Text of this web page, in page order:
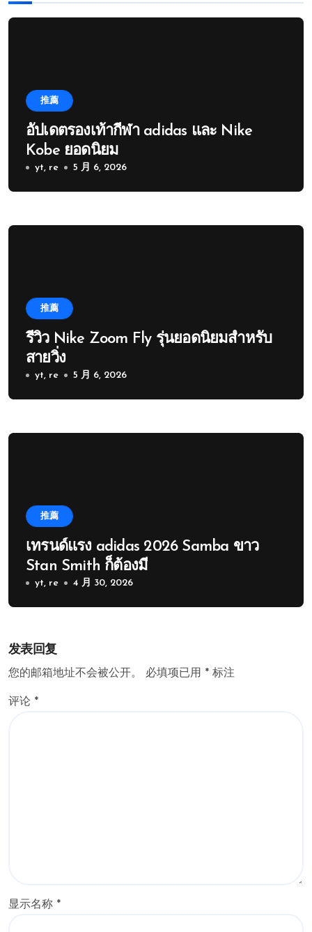
推薦
อัปเดตรองเท้ากีฬา adidas และ Nike
Kobe ยอดนิยม
yt, re 5 月 6, 2026
推薦
รีวิว Nike Zoom Fly รุ่นยอดนิยมสำหรับ
สายวิ่ง
yt, re 5 月 6, 2026
推薦
เทรนด์แรง adidas 2026 Samba ขาว
Stan Smith ก็ต้องมี
yt, re 4 月 30, 2026
发表回复
您的邮箱地址不会被公开。 必填项已用 * 标注
评论 *
显示名称 *